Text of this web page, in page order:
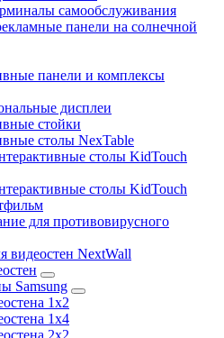
самообслуживания
панели на солнечной
панели и комплексы
дисплеи
стойки
столы NexTable
столы KidTouch
столы KidTouch
для противовирусного
видеостен NextWall
Samsung
1x2
1x4
2x2